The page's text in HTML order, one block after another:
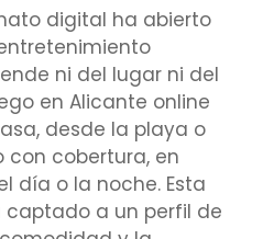
digital ha abierto
ni del lugar ni del
en Alicante online
desde la playa o
cobertura, en
día o la noche. Esta
a un perfil de